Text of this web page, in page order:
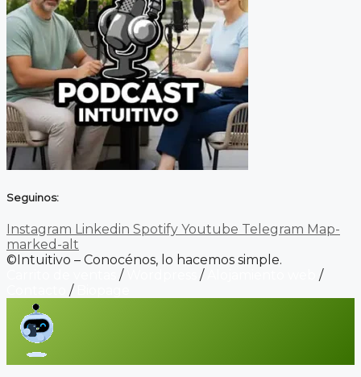
Seguinos:
Instagram Linkedin Spotify Youtube Telegram Map-
marked-alt
©Intuitivo – Conocénos, lo hacemos simple.
/ /
/
/